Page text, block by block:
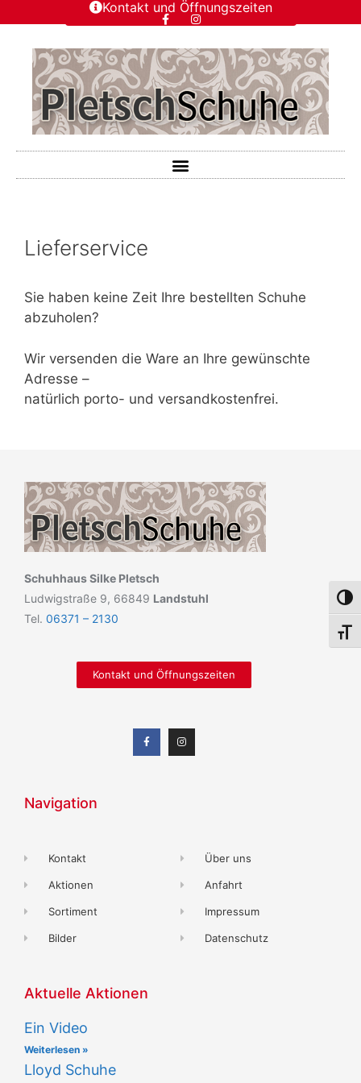
Kontakt und Öffnungszeiten
Lieferservice
Sie haben keine Zeit Ihre bestellten Schuhe
abzuholen?
Wir versenden die Ware an Ihre gewünschte
Adresse –
natürlich porto- und versandkostenfrei.
Schuhhaus Silke Pletsch
Ludwigstraße 9, 66849 Landstuhl
Tel. 06371 – 2130
Kontakt und Öffnungszeiten
Navigation
Kontakt
Aktionen
Sortiment
Bilder
Über uns
Anfahrt
Impressum
Datenschutz
Aktuelle Aktionen
Ein Video
Weiterlesen »
Lloyd Schuhe